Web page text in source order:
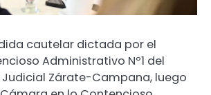
cautelar dictada por el
Administrativo Nº1 del
Zárate-Campana, luego